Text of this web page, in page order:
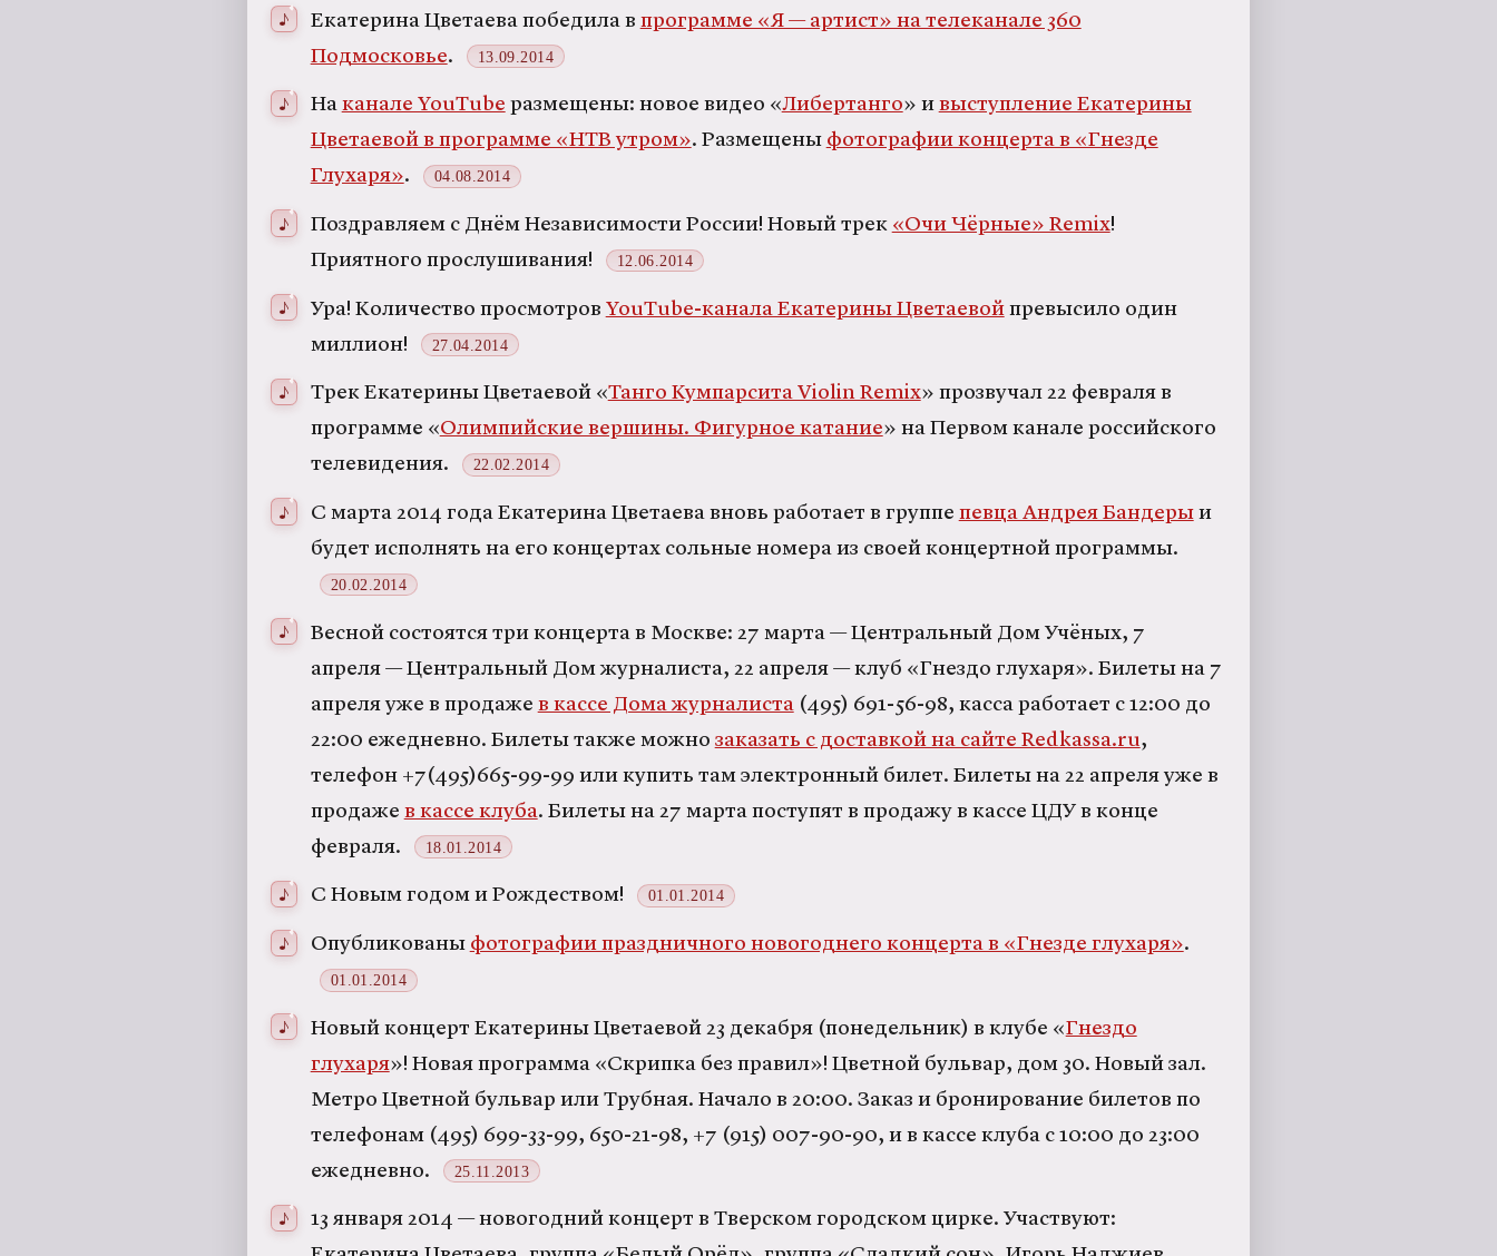
Екатерина Цветаева победила в программе «Я — артист» на телеканале 360
Подмосковье. 13.09.2014
На канале YouTube размещены: новое видео «Либертанго» и выступление Екатерины
Цветаевой в программе «НТВ утром». Размещены фотографии концерта в «Гнезде
Глухаря». 04.08.2014
Поздравляем с Днём Независимости России! Новый трек «Очи Чёрные» Remix!
Приятного прослушивания!
12.06.2014
Ура! Количество просмотров YouTube-канала Екатерины Цветаевойпревысило один
миллион!
27.04.2014
Трек Екатерины Цветаевой «Танго Кумпарсита Violin Remix» прозвучал 22 февраля в
программе «Олимпийские вершины. Фигурное катание» на Первом канале российского
телевидения.
22.02.2014
С марта 2014 года Екатерина Цветаева вновь работает в группе певца Андрея Бандерыи
будет исполнять на его концертах сольные номера из своей концертной программы.
20.02.2014
Весной состоятся три концерта в Москве: 27 марта — Центральный Дом Учёных, 7
апреля — Центральный Дом журналиста, 22 апреля — клуб «Гнездо глухаря». Билеты на 7
апреля уже в продаже в кассе Дома журналиста(495) 691-56-98, касса работает с 12:00 до
22:00 ежедневно. Билеты также можно заказать с доставкой на сайте Redkassa.ru,
телефон +7(495)665-99-99 или купить там электронный билет. Билеты на 22 апреля уже в
продаже в кассе клуба. Билеты на 27 марта поступят в продажу в кассе ЦДУ в конце
февраля.
18.01.2014
С Новым годом и Рождеством! 01.01.2014
Опубликованы фотографии праздничного новогоднего концерта в «Гнезде глухаря».
01.01.2014
Новый концерт Екатерины Цветаевой 23 декабря (понедельник) в клубе «Гнездо
глухаря»! Новая программа «Скрипка без правил»! Цветной бульвар, дом 30. Новый зал.
Метро Цветной бульвар или Трубная. Начало в 20:00. Заказ и бронирование билетов по
телефонам (495) 699-33-99, 650-21-98, +7 (915) 007-90-90, и в кассе клуба с 10:00 до 23:00
ежедневно.
25.11.2013
13 января 2014 — новогодний концерт в Тверском городском цирке. Участвуют: